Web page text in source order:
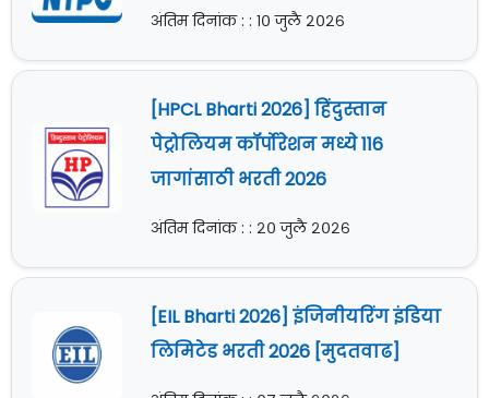
अंतिम दिनांक : : १० जुलै २०२६
[HPCL Bharti 2026] हिंदुस्तान
पेट्रोलियम कॉर्पोरेशन मध्ये 116
जागांसाठी भरती 2026
अंतिम दिनांक : : २० जुलै २०२६
[EIL Bharti 2026] इंजिनीयरिंग इंडिया
लिमिटेड भरती 2026 [मुदतवाढ]